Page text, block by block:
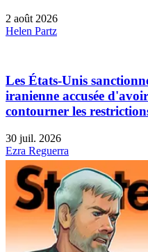
2 août 2026
Helen Partz
Les États-Unis
iranienne accusée
contourner les
30 juil. 2026
Ezra Reguerra